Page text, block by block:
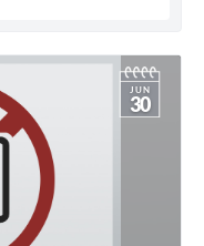
JUN
30